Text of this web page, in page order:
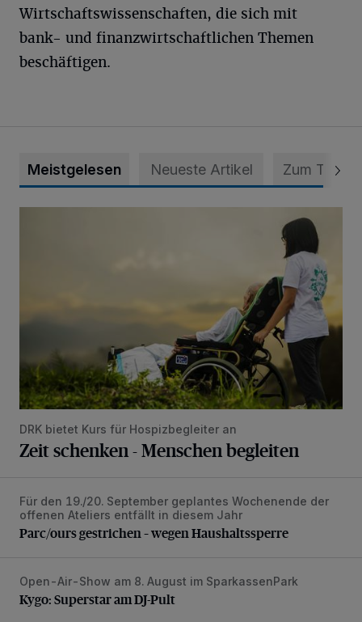
Wirtschaftswissenschaften, die sich mit
bank- und finanzwirtschaftlichen Themen
beschäftigen.
Meistgelesen Neueste Artikel Zum Thema
DRK bietet Kurs für Hospizbegleiter an
Zeit schenken - Menschen begleiten
Parc/ours gestrichen – wegen Haushaltssperre
Für den 19./20. September geplantes Wochenende der
offenen Ateliers entfällt in diesem Jahr
Parc/ours gestrichen – wegen Haushaltssperre
Kygo: Superstar am DJ-Pult
Open-Air-Show am 8. August im SparkassenPark
Kygo: Superstar am DJ-Pult